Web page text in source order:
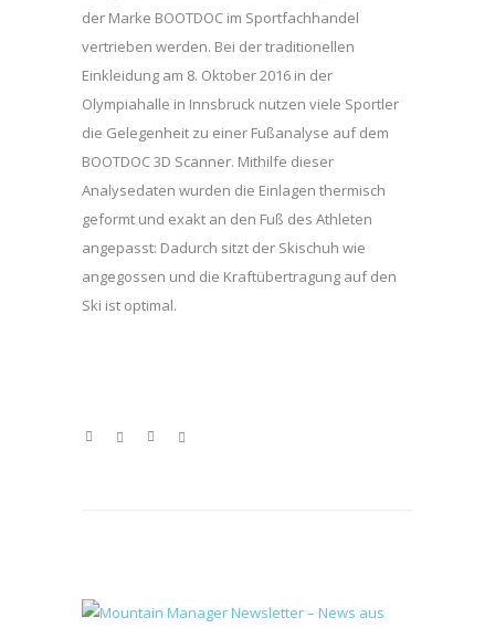
der Marke BOOTDOC im Sportfachhandel
vertrieben werden. Bei der traditionellen
Einkleidung am 8. Oktober 2016 in der
Olympiahalle in Innsbruck nutzen viele Sportler
die Gelegenheit zu einer Fußanalyse auf dem
BOOTDOC 3D Scanner. Mithilfe dieser
Analysedaten wurden die Einlagen thermisch
geformt und exakt an den Fuß des Athleten
angepasst: Dadurch sitzt der Skischuh wie
angegossen und die Kraftübertragung auf den
Ski ist optimal.